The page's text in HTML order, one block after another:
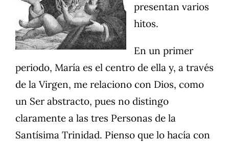
presentan varios
hitos.
En un primer
periodo, María es el centro de ella y, a través
de la Virgen, me relaciono con Dios, como
un Ser abstracto, pues no distingo
claramente a las tres Personas de la
Santísima Trinidad. Pienso que lo hacía con